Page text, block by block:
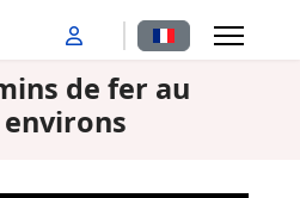
Sélectionnez
de fer au